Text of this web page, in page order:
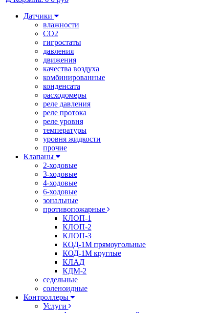
Датчики
влажности
CO2
гигростаты
давления
движения
качества воздуха
комбинированные
конденсата
расходомеры
реле давления
реле протока
реле уровня
температуры
уровня жидкости
прочие
Клапаны
2-ходовые
3-ходовые
4-ходовые
6-ходовые
зональные
противопожарные
КЛОП-1
КЛОП-2
КЛОП-3
КОД-1М прямоугольные
КОД-1М круглые
КЛАД
КДМ-2
седельные
соленоидные
Контроллеры
Услуги